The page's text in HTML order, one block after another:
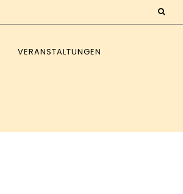
VERANSTALTUNGEN